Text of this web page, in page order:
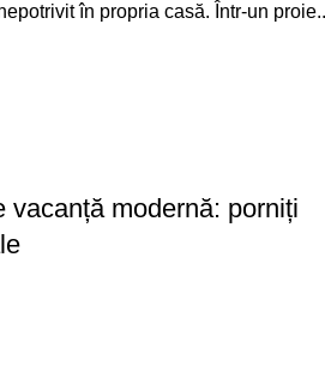
în propria casă. Într-un
vacanță modernă: porniți